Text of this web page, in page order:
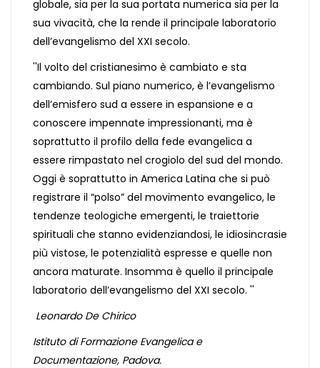
globale, sia per la sua portata numerica sia per la
sua vivacità, che la rende il principale laboratorio
dell’evangelismo del XXI secolo.
''Il volto del cristianesimo è cambiato e sta
cambiando. Sul piano numerico, è l’evangelismo
dell’emisfero sud a essere in espansione e a
conoscere impennate impressionanti, ma è
soprattutto il profilo della fede evangelica a
essere rimpastato nel crogiolo del sud del mondo.
Oggi è soprattutto in America Latina che si può
registrare il “polso” del movimento evangelico, le
tendenze teologiche emergenti, le traiettorie
spirituali che stanno evidenziandosi, le idiosincrasie
più vistose, le potenzialità espresse e quelle non
ancora maturate. Insomma è quello il principale
laboratorio dell’evangelismo del XXI secolo. ''
Leonardo De Chirico
Istituto di Formazione Evangelica e
Documentazione, Padova.